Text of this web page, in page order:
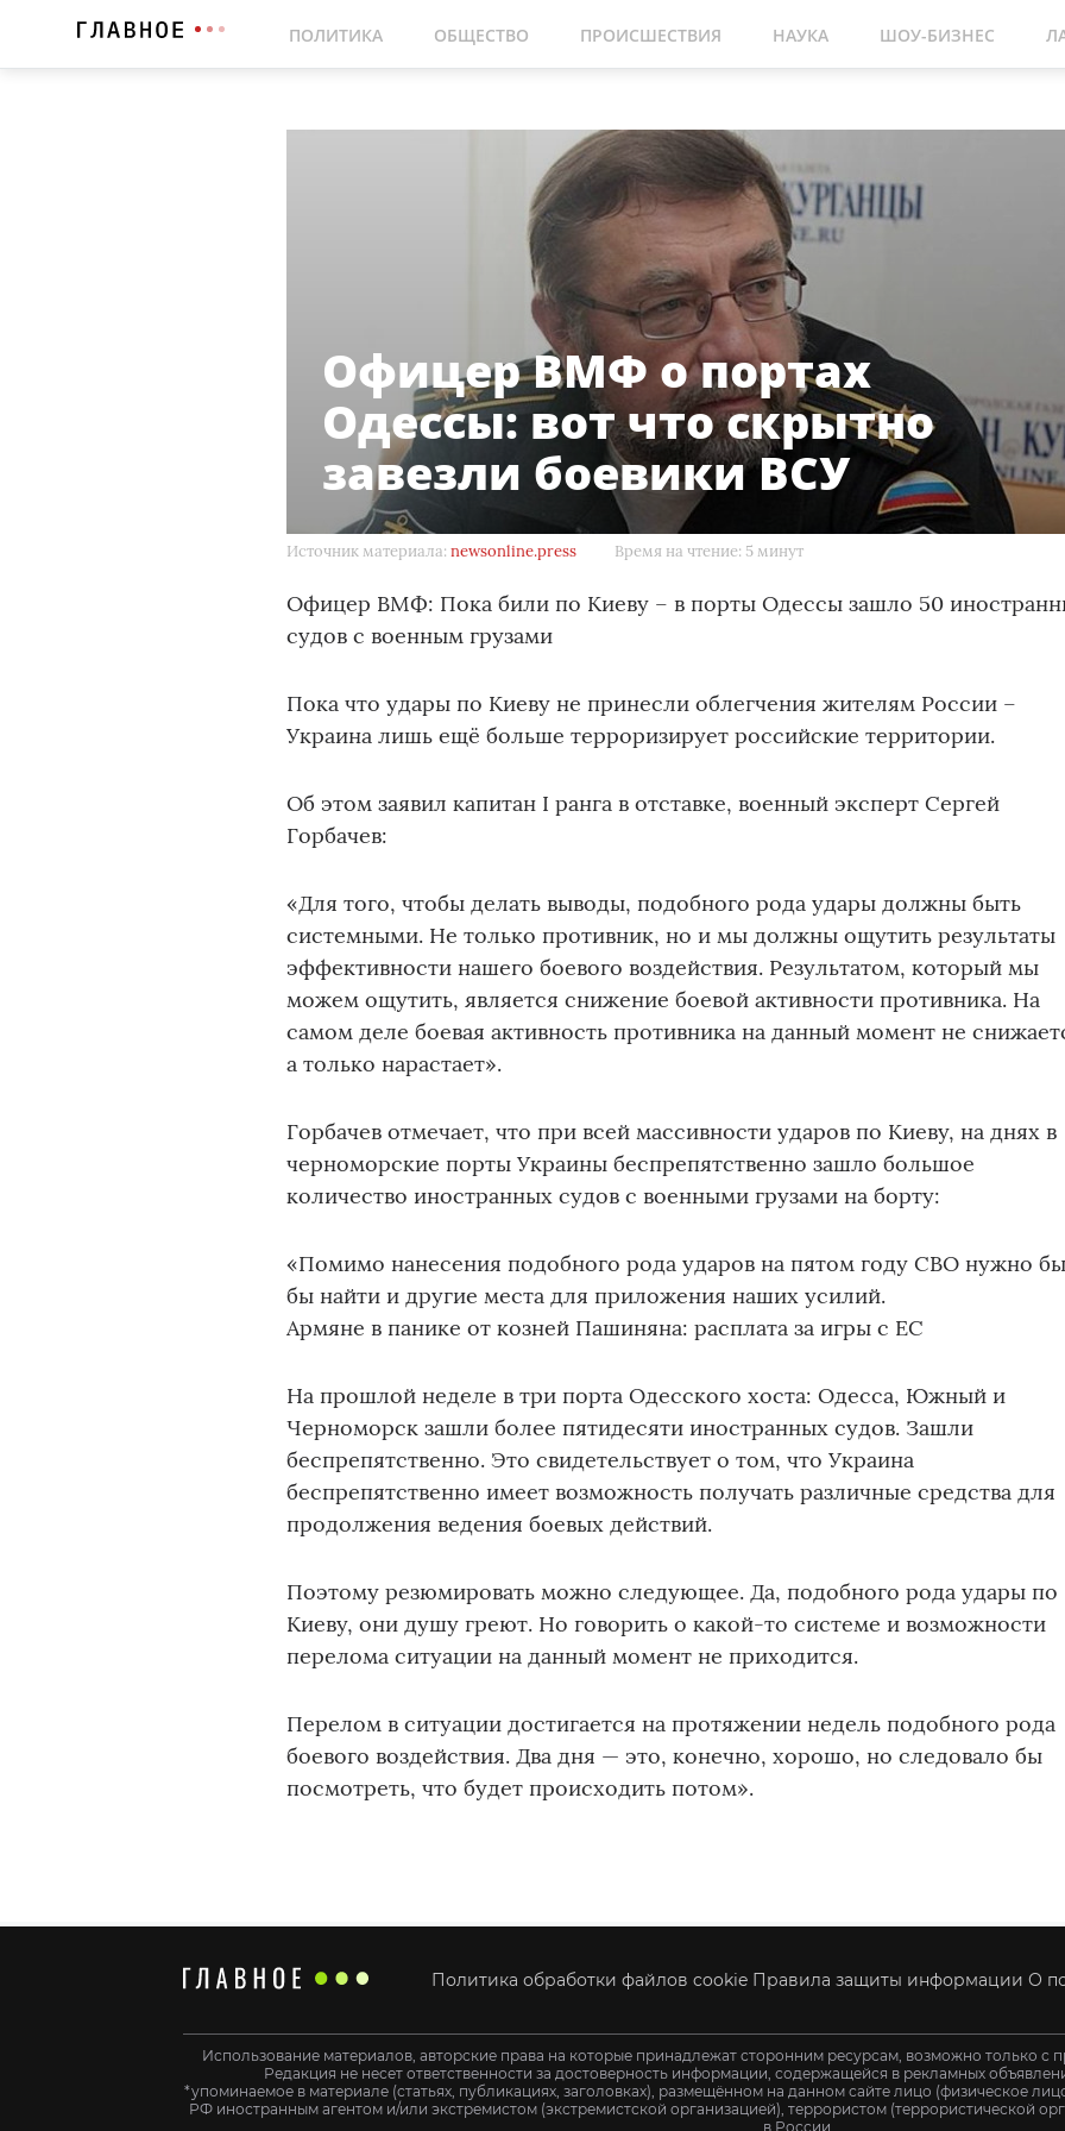
ПОЛИТИКА ОБЩЕСТВО ПРОИСШЕСТВИЯ НАУКА ШОУ-БИЗНЕС
Офицер ВМФ о портах
Одессы: вот что скрытно
завезли боевики ВСУ
Источник материала:newsonline.press Время на чтение: 5 минут
Офицер ВМФ: Пока били по Киеву – в порты Одессы зашло 50
судов с военным грузами
Пока что удары по Киеву не принесли облегчения жителям России –
Украина лишь ещё больше терроризирует российские территории.
Об этом заявил капитан I ранга в отставке, военный эксперт Сергей
Горбачев:
«Для того, чтобы делать выводы, подобного рода удары должны быть
системными. Не только противник, но и мы должны ощутить результаты
эффективности нашего боевого воздействия. Результатом, который мы
можем ощутить, является снижение боевой активности противника. На
самом деле боевая активность противника на данный момент не
а только нарастает».
Горбачев отмечает, что при всей массивности ударов по Киеву, на днях в
черноморские порты Украины беспрепятственно зашло большое
количество иностранных судов с военными грузами на борту:
«Помимо нанесения подобного рода ударов на пятом году СВО нужно
бы найти и другие места для приложения наших усилий.
Армяне в панике от козней Пашиняна: расплата за игры с ЕС
На прошлой неделе в три порта Одесского хоста: Одесса, Южный и
Черноморск зашли более пятидесяти иностранных судов. Зашли
беспрепятственно. Это свидетельствует о том, что Украина
беспрепятственно имеет возможность получать различные средства для
продолжения ведения боевых действий.
Поэтому резюмировать можно следующее. Да, подобного рода удары по
Киеву, они душу греют. Но говорить о какой-то системе и возможности
перелома ситуации на данный момент не приходится.
Перелом в ситуации достигается на протяжении недель подобного рода
боевого воздействия. Два дня — это, конечно, хорошо, но следовало бы
посмотреть, что будет происходить потом».
Политика обработки файлов cookie Правила защиты информации О
Использование материалов, авторские права на которые принадлежат сторонним ресурсам, возможно только с
Редакция не несет ответственности за достоверность информации, содержащейся в рекламных
*упоминаемое в материале (статьях, публикациях, заголовках), размещённом на данном сайте лицо (физическое
РФ иностранным агентом и/или экстремистом (экстремистской организацией), террористом (террористической
в России.